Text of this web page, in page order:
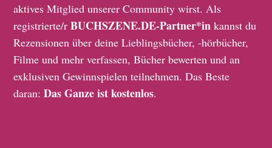
aktives Mitglied unserer Community wirst. Als
registrierte/rBUCHSZENE.DE-Partner*in kannst du
Rezensionen über deine Lieblingsbücher, -hörbücher,
Filme und mehr verfassen, Bücher bewerten und an
exklusiven Gewinnspielen teilnehmen. Das Beste
daran:Das Ganze ist kostenlos.